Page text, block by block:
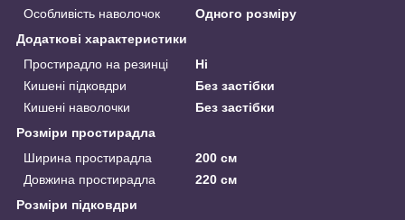
Особливість наволочок
Одного розміру
Додаткові характеристики
Простирадло на резинці
Ні
Кишені підковдри
Без застібки
Кишені наволочки
Без застібки
Розміри простирадла
Ширина простирадла
200 см
Довжина простирадла
220 см
Розміри підковдри